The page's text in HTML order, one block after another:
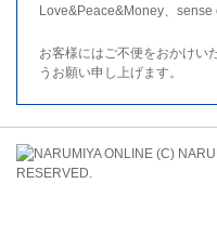
Love&Peace&Money、sense
お客様にはご不便をおかけい
うお願い申し上げます。